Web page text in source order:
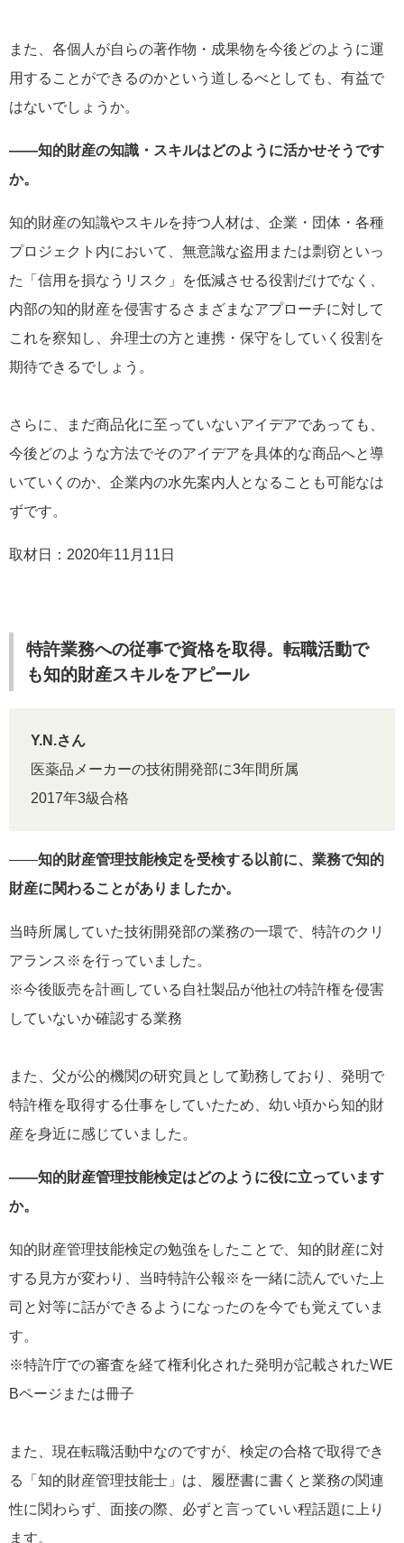
また、各個人が自らの著作物・成果物を今後どのように運
用することができるのかという道しるべとしても、有益で
はないでしょうか。
――知的財産の知識・スキルはどのように活かせそうです
か。
知的財産の知識やスキルを持つ人材は、企業・団体・各種
プロジェクト内において、無意識な盗用または剽窃といっ
た「信用を損なうリスク」を低減させる役割だけでなく、
内部の知的財産を侵害するさまざまなアプローチに対して
これを察知し、弁理士の方と連携・保守をしていく役割を
期待できるでしょう。
さらに、まだ商品化に至っていないアイデアであっても、
今後どのような方法でそのアイデアを具体的な商品へと導
いていくのか、企業内の水先案内人となることも可能なは
ずです。
取材日：2020年11月11日
特許業務への従事で資格を取得。転職活動で
も知的財産スキルをアピール
Y.N.さん
医薬品メーカーの技術開発部に3年間所属
2017年3級合格
――知的財産管理技能検定を受検する以前に、業務で知的
財産に関わることがありましたか。
当時所属していた技術開発部の業務の一環で、特許のクリ
アランス※を行っていました。
※今後販売を計画している自社製品が他社の特許権を侵害
していないか確認する業務
また、父が公的機関の研究員として勤務しており、発明で
特許権を取得する仕事をしていたため、幼い頃から知的財
産を身近に感じていました。
――知的財産管理技能検定はどのように役に立っています
か。
知的財産管理技能検定の勉強をしたことで、知的財産に対
する見方が変わり、当時特許公報※を一緒に読んでいた上
司と対等に話ができるようになったのを今でも覚えていま
す。
※特許庁での審査を経て権利化された発明が記載されたWE
Bページまたは冊子
また、現在転職活動中なのですが、検定の合格で取得でき
る「知的財産管理技能士」は、履歴書に書くと業務の関連
性に関わらず、面接の際、必ずと言っていい程話題に上り
ます。